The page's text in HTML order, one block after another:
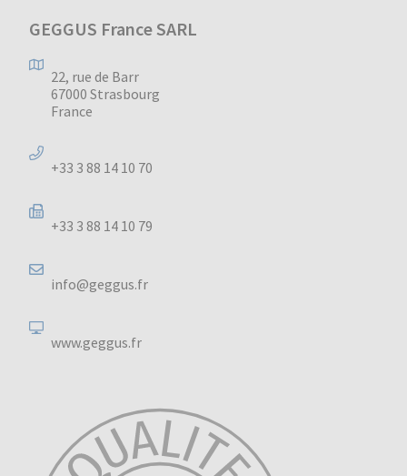
GEGGUS France SARL
22, rue de Barr
67000 Strasbourg
France
+33 3 88 14 10 70
+33 3 88 14 10 79
info@geggus.fr
www.geggus.fr